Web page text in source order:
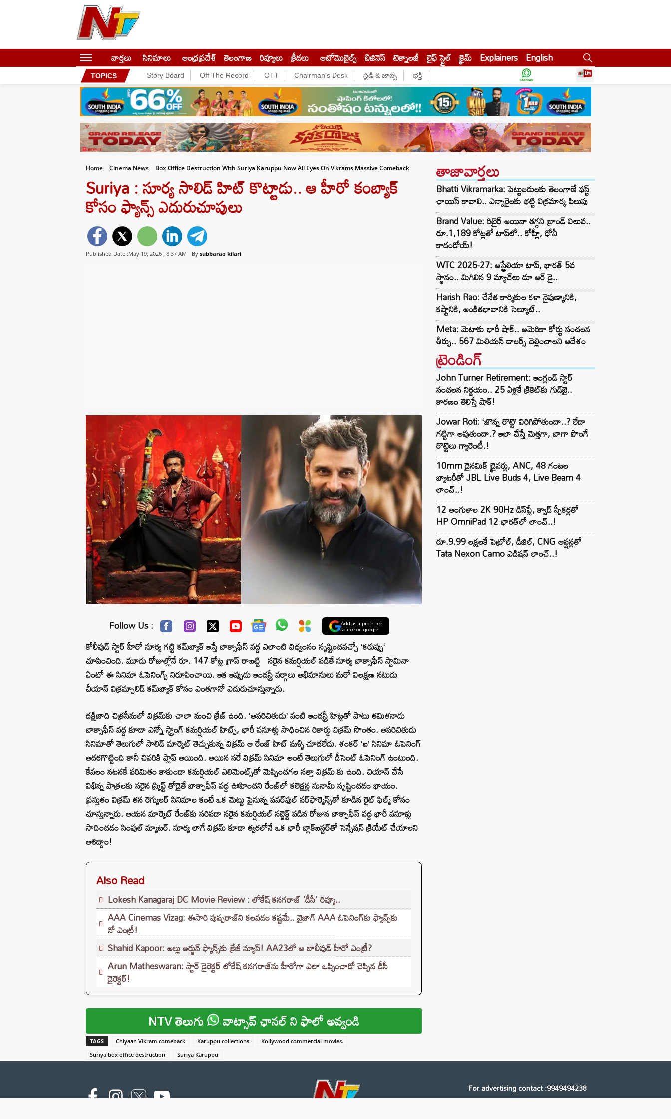
వార్తలు సినిమాలు ఆంధ్రప్రదేశ్ తెలంగాణ రివ్యూలు క్రీడలు ఆటోమొబైల్స్ బిజినెస్‌ టెక్నాలజీ లైఫ్ స్టైల్ క్రైమ్ Explainers English
TOPICS Story Board Off The Record OTT Chairman's Desk స్టడీ & జాబ్స్ భక్తి
Home Cinema News Box Office Destruction With Suriya Karuppu Now All Eyes On Vikrams Massive Comeback
Suriya : సూర్య సాలిడ్ హిట్ కొట్టాడు.. ఆ హీరో కంబ్యాక్
కోసం ఫ్యాన్స్ ఎదురుచూపులు
Published Date :May 19, 2026 , 8:37 AM By subbarao kilari
Follow Us : Add as a preferred
source on google
కోలీవుడ్ స్టార్ హీరో సూర్య గట్టి కమ్‌బ్యాక్ ఇస్తే బాక్సాఫీస్ వద్ద ఎలాంటి విధ్వంసం సృష్టించవచ్చో‘కరుప్పు‘
చూపించింది.మూడు రోజుల్లోనే రూ. 147 కోట్ల గ్రాస్ రాబట్టి సరైన కమర్షియల్ పడితే సూర్య బాక్సాఫీస్ స్టామినా
ఏంటో ఈ సినిమా ఓపెనింగ్స్ నిరూపించాయి. ఇక ఇప్పుడు ఇండస్ట్రీ వర్గాలు అభిమానులు మరో విలక్షణ నటుడు
చీయాన్ విక్రమ్సాలిడ్ కమ్‌బ్యాక్ కోసం ఎంతగానో ఎదురుచూస్తున్నారు.
దక్షిణాది చిత్రసీమలో విక్రమ్‌కు చాలా మంచి క్రేజ్ ఉంది. ‘అపరిచితుడు’ వంటి ఇండస్ట్రీ హిట్లతో పాటు తమిళనాడు
బాక్సాఫీస్ వద్ద కూడా ఎన్నో స్ట్రాంగ్ కమర్షియల్ హిట్స్, భారీ వసూళ్లు సాధించిన రికార్డు విక్రమ్ సొంతం. అపరిచితుడు
సినిమాతో తెలుగులో సాలిడ్ మార్కెట్ తెచ్చుకున్న విక్రమ్ ఆ రేంజ్ హిట్ మళ్ళి చూడలేదు. శంకర్ ‘ఐ’ సినిమా ఓపెనింగ్
అదరగొట్టింది కానీ చివరికి ప్లాప్ అయింది. అయిన సరే విక్రమ్ సినిమా అంటే తెలుగులో డీసెంట్ ఓపెనింగ్ ఉంటుంది.
కేవలం నటనకే పరిమితం కాకుండా కమర్షియల్ ఎలిమెంట్స్‌తో మెప్పించగల సత్తా విక్రమ్ కు ఉంది. చియాన్ చేసే
విభిన్న పాత్రలకు సరైన స్క్రిప్ట్ తోడైతే బాక్సాఫీస్ వద్ద ఊహించని రేంజ్‌లో కలెక్షన్ల సునామీ సృష్టించడం ఖాయం.
ప్రస్తుతం విక్రమ్ తన రెగ్యులర్ సినిమాల కంటే ఒక మెట్టు పైనున్న పవర్‌ఫుల్ పర్‌ఫార్మెన్స్‌తో కూడిన రైట్ ఫిల్మ్ కోసం
చూస్తున్నారు. ఆయన మార్కెట్ రేంజ్‌కు సరిపడా సరైన కమర్షియల్ సబ్జెక్ట్ పడిన రోజున బాక్సాఫీస్ వద్ద భారీ వసూళ్లు
సాదించడం సింపుల్ మ్యాటర్. సూర్య లాగే విక్రమ్ కూడా త్వరలోనే ఒక భారీ బ్లాక్‌బస్టర్‌తో సెన్సేషన్ క్రియేట్ చేయాలని
ఆశిద్దాం!
Also Read
Lokesh Kanagaraj DC Movie Review : లోకేష్ కనగరాజ్ 'డీసీ' రివ్యూ..
AAA Cinemas Vizag: ఈసారి పుష్పరాజ్‌ని కలవడం కష్టమే.. వైజాగ్ AAA ఓపెనింగ్‌కు ఫ్యాన్స్‌కు
నో ఎంట్రీ!
Shahid Kapoor: అల్లు అర్జున్ ఫ్యాన్స్‌కు క్రేజీ న్యూస్! AA23లో ఆ బాలీవుడ్ హీరో ఎంట్రీ?
Arun Matheswaran: స్టార్ డైరెక్టర్ లోకేష్ కనగరాజ్‌ను హీరోగా ఎలా ఒప్పించాడో చెప్పిన డీసీ
డైరెక్టర్!
NTV తెలుగు వాట్సాప్ ఛానల్ ని ఫాలో అవ్వండి
TAGS Chiyaan Vikram comeback Karuppu collections
Kollywood commercial movies.
Suriya box office destruction
Suriya Karuppu
తాజావార్తలు
Bhatti Vikramarka: పెట్టుబడులకు తెలంగాణే ఫస్ట్
ఛాయిస్ కావాలి.. ఎన్నారైలకు భట్టి విక్రమార్క పిలుపు
Brand Value: రిటైర్ అయినా తగ్గని బ్రాండ్ విలువ..
రూ.1,189 కోట్లతో టాప్‌లో.. కోహ్లీ, ధోనీ
కాదండోయ్!
WTC 2025-27: ఆస్ట్రేలియా టాప్, భారత్ 5వ
స్థానం.. మిగిలిన 9 మ్యాచ్‌లు డూ ఆర్ డై..
Harish Rao: చేనేత కార్మికుల కళా నైపుణ్యానికి,
కష్టానికి, అంకితభావానికి సెల్యూట్..
Meta: మెటాకు భారీ షాక్.. అమెరికా కోర్టు సంచలన
తీర్పు.. 567 మిలియన్ డాలర్స్ చెల్లించాలని ఆదేశం
ట్రెండింగ్‌
John Turner Retirement: ఇంగ్లండ్ స్టార్
సంచలన నిర్ణయం.. 25 ఏళ్లకే క్రికెట్‌కు గుడ్‌బై..
కారణం తెలిస్తే షాక్!
Jowar Roti: ‘జొన్న రొట్టె’ విరిగిపోతుందా..? లేదా
గట్టిగా అవుతుందా.? ఇలా చేస్తే మెత్తగా, బాగా పొంగే
రొట్టెలు గ్యారెంటీ.!
10mm డైనమిక్ డ్రైవర్లు, ANC, 48 గంటల
బ్యాటరీతో JBL Live Buds 4, Live Beam 4
లాంచ్..!
12 అంగుళాల 2K 90Hz డిస్‌ప్లే, క్వాడ్ స్పీకర్లతో
HP OmniPad 12 భారత్‌లో లాంచ్..!
రూ.9.99 లక్షలకే పెట్రోల్, డీజిల్, CNG ఆప్షన్లతో
Tata Nexon Camo ఎడిషన్ లాంచ్..!
For advertising contact :9949494238
Email: digital@ntvnetwork.com